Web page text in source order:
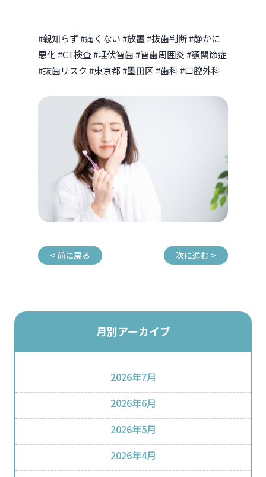
#親知らず #痛くない #放置 #抜歯判断 #静かに
悪化 #CT検査 #埋伏智歯 #智歯周囲炎 #顎関節症
#抜歯リスク #東京都 #墨田区 #歯科 #口腔外科
< 前に戻る 次に進む >
月別アーカイブ
2026年7月
2026年6月
2026年5月
2026年4月